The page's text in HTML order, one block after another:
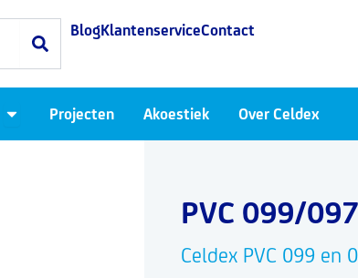
BlogKlantenserviceContact
Open Luchtdicht bouwen
Projecten Akoestiek Over Celdex
PVC 099/097
Celdex PVC 099 en